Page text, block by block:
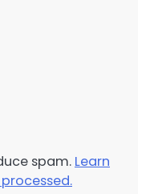
spam. Learn